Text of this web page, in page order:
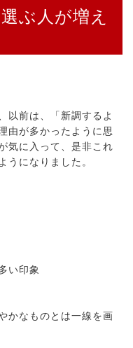
ぶ人が増え
以前は、「新調するよ
由が多かったように思
気に入って、是非これ
うになりました。
い印象
かなものとは一線を画